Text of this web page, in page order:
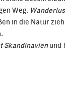
Weg.
in die Natur
Skandinavienund